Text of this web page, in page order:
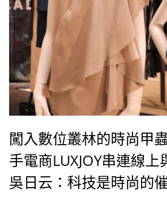
闖入數位叢林的時尚甲
手電商LUXJOY串連線
吳日云：科技是時尚的